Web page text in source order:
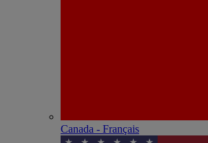
Canada - Français